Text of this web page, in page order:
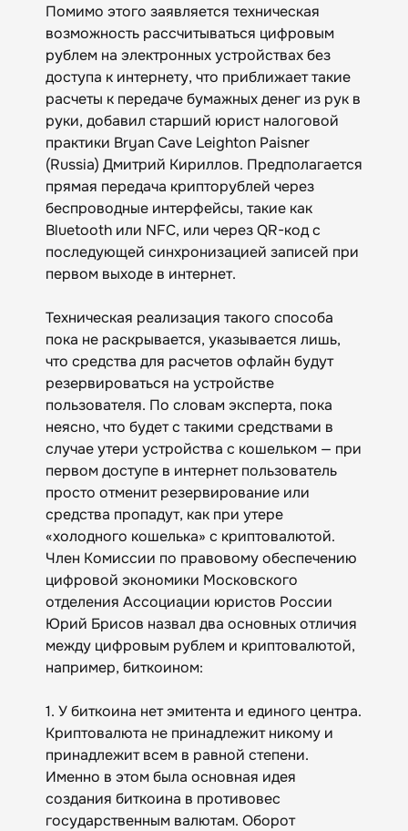
Помимо этого заявляется техническая
возможность рассчитываться цифровым
рублем на электронных устройствах без
доступа к интернету, что приближает такие
расчеты к передаче бумажных денег из рук в
руки, добавил старший юрист налоговой
практики Bryan Cave Leighton Paisner
(Russia) Дмитрий Кириллов. Предполагается
прямая передача крипторублей через
беспроводные интерфейсы, такие как
Bluetooth или NFC, или через QR-код с
последующей синхронизацией записей при
первом выходе в интернет.
Техническая реализация такого способа
пока не раскрывается, указывается лишь,
что средства для расчетов офлайн будут
резервироваться на устройстве
пользователя. По словам эксперта, пока
неясно, что будет с такими средствами в
случае утери устройства с кошельком — при
первом доступе в интернет пользователь
просто отменит резервирование или
средства пропадут, как при утере
«холодного кошелька» с криптовалютой.
Член Комиссии по правовому обеспечению
цифровой экономики Московского
отделения Ассоциации юристов России
Юрий Брисов назвал два основных отличия
между цифровым рублем и криптовалютой,
например, биткоином:
1. У биткоина нет эмитента и единого центра.
Криптовалюта не принадлежит никому и
принадлежит всем в равной степени.
Именно в этом была основная идея
создания биткоина в противовес
государственным валютам. Оборот